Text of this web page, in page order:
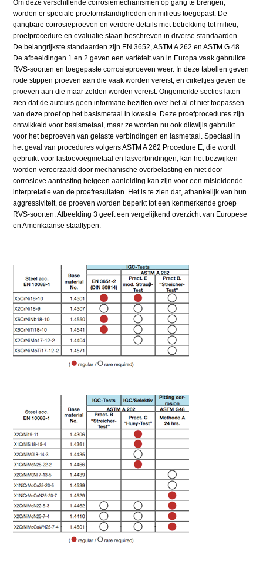
Om deze verschillende corrosiemechanismen op gang te brengen,
worden er speciale proefomstandigheden en milieus toegepast. De
gangbare corrosieproeven en verdere details met betrekking tot milieu,
proefprocedure en evaluatie staan beschreven in diverse standaarden.
De belangrijkste standaarden zijn EN 3652, ASTM A 262 en ASTM G 48.
De afbeeldingen 1 en 2 geven een variëteit van in Europa vaak gebruikte
RVS-soorten en toegepaste corrosieproeven weer. In deze tabellen geven
rode stippen proeven aan die vaak worden vereist, en cirkeltjes geven de
proeven aan die maar zelden worden vereist. Ongemerkte secties laten
zien dat de auteurs geen informatie bezitten over het al of niet toepassen
van deze proef op het basismetaal in kwestie. Deze proefprocedures zijn
ontwikkeld voor basismetaal, maar ze worden nu ook dikwijls gebruikt
voor het beproeven van gelaste verbindingen en lasmetaal. Speciaal in
het geval van procedures volgens ASTM A 262 Procedure E, die wordt
gebruikt voor lastoevoegmetaal en lasverbindingen, kan het bezwijken
worden veroorzaakt door mechanische overbelasting en niet door
corrosieve aantasting hetgeen aanleiding kan zijn voor een misleidende
interpretatie van de proefresultaten. Het is te zien dat, afhankelijk van hun
aggressiviteit, de proeven worden beperkt tot een kenmerkende groep
RVS-soorten. Afbeelding 3 geeft een vergelijkend overzicht van Europese
en Amerikaanse staaltypen.